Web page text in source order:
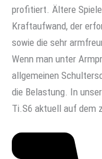
profitiert. Ältere
Kraftaufwand, der
sowie die sehr
Wenn man unter
allgemeinen
die Belastung. In
Ti.S6 aktuell auf dem